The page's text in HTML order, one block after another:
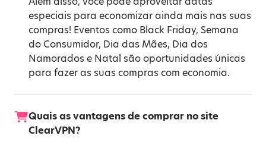
especiais para economizar ainda mais nas suas
compras! Eventos como Black Friday, Semana
do Consumidor, Dia das Mães, Dia dos
Namorados e Natal são oportunidades únicas
para fazer as suas compras com economia.
Quais as vantagens de comprar no site
ClearVPN?